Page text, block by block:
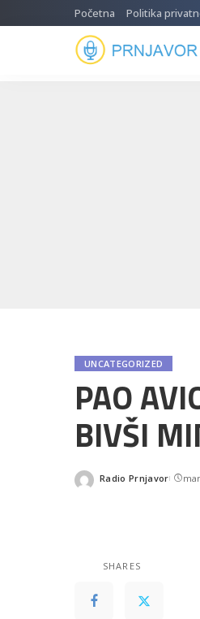
Početna Politika
UNCATEGORIZED
PAO
BIVŠI
Posted
Radio Prnjavor
SHARES